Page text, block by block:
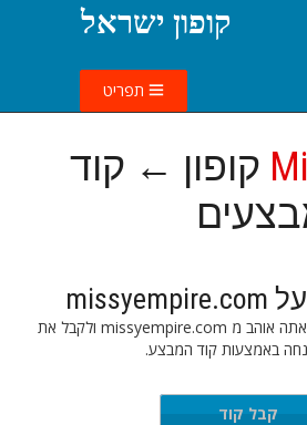
קופון ישראל
תפריט
קופון ← קוד
קבל עכשיו את החלקים שאתה אוהב מ missyempire.com ולקבל את
קבל קוד